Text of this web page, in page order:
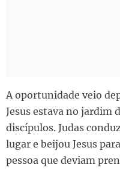
A oportunidade veio
Jesus estava no jardim
discípulos. Judas
lugar e beijou Jesus
pessoa que deviam